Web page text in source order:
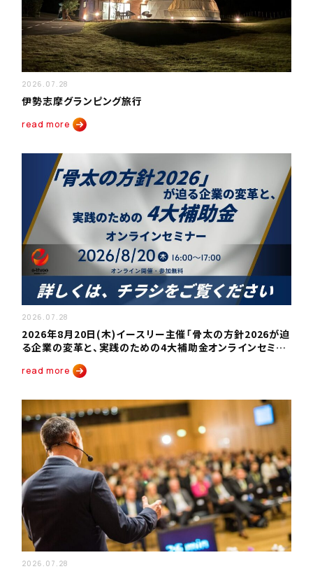
2026.07.28
伊勢志摩グランピング旅行
read more
2026.07.28
2026年8月20日(木)イースリー主催「骨太の方針2026が迫
る企業の変革と、実践のための4大補助金オンラインセミナ
ー」を開催いたします。
read more
2026.07.28